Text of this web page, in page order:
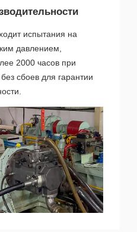
испытания на
давлением,
2000 часов при
сбоев для гарантии